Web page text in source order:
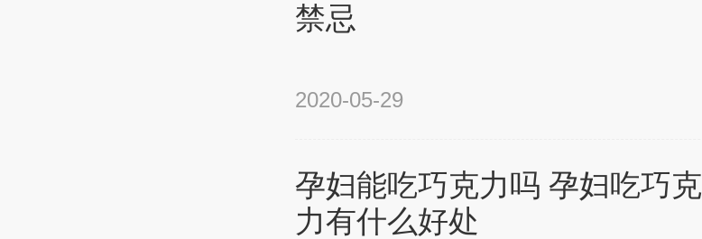
禁忌
2020-05-29
孕妇能吃巧克力吗 孕妇吃巧克
力有什么好处